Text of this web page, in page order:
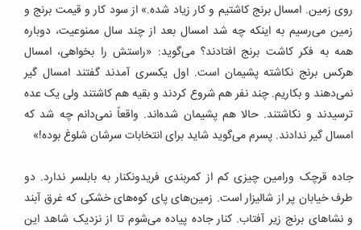
روی زمین. امسال برنج کاشتیم و کار زیاد شده.» از سود کار و قیمت برنج و
زمین می‌رسیم به اینکه چه شد امسال بعد از چند سال ممنوعیت، دوباره
همه به فکر کاشت برنج افتادند؟ می‌گوید: «راستش را بخواهی، امسال
هرکس برنج نکاشته پشیمان است. اول یکسری آمدند گفتند امسال گیر
نمی‌دهند و بکاریم. چند نفر هم شروع کردند و بقیه هم کاشتند ولی یک عده
ترسیدند و نکاشتند. حالا هم پشیمان شده‌اند. واقعاً نمی‌دانم چه شد که
امسال گیر ندادند. پسرم می‌گوید شاید برای انتخابات سرشان شلوغ بوده!»
جاده قرچک ورامین چیزی کم از کمربندی‌ فریدونکنار به بابلسر ندارد. دو
طرف خیابان پر از شالیزار است. زمین‌های پای کوه‌های خشکی که غرق آبند
و نشا‌های برنج زیر آفتاب. کنار جاده پیاده می‌شوم تا از نزدیک شاهد این